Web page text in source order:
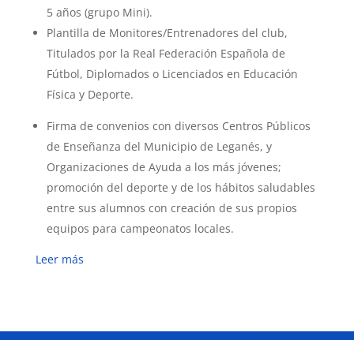
5 años (grupo Mini).
Plantilla de Monitores/Entrenadores del club,
Titulados por la Real Federación Española de
Fútbol, Diplomados o Licenciados en Educación
Física y Deporte.
Firma de convenios con diversos Centros Públicos
de Enseñanza del Municipio de Leganés, y
Organizaciones de Ayuda a los más jóvenes;
promoción del deporte y de los hábitos saludables
entre sus alumnos con creación de sus propios
equipos para campeonatos locales.
Leer más